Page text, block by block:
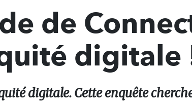
de
digitale
digitale. Cette enquête